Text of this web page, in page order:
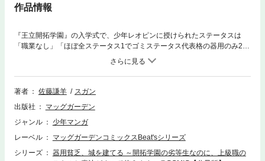
作品情報
『王立開拓学園』の入学式で、少年レオピンに授けられたステータスは
「職業なし」「ほぼ全ステータス1でゴミステータス代表格の器用のみ200
0」という散々な内容だった!? 落ちこぼれ扱いの上、クラスから「追放」
された彼だったが、与えられたスキル「器用貧乏」には、想像を絶する可
能性が…！「小説家になろう」発、爽快大逆転クラフト＆ビルド無自覚ざ
まぁWEB小説コミカライズ！
著者 佐藤謙羊
スガン
出版社
マッグガーデン
ジャンル
少年マンガ
レーベル
マッグガーデンコミックスBeat'sシリーズ
シリーズ
器用貧乏、城を建てる ～開拓学園の劣等生なのに、上級職の